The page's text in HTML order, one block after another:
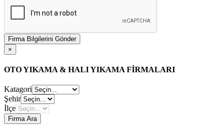
Firma Bilgilerini Gönder
×
OTO YIKAMA & HALI YIKAMA FİRMALARI
Katagori
Şehir
İlçe
Firma Ara